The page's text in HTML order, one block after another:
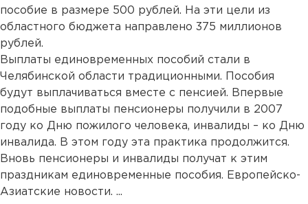
пособие в размере 500 рублей. На эти цели из
областного бюджета направлено 375 миллионов
рублей.
Выплаты единовременных пособий стали в
Челябинской области традиционными. Пособия
будут выплачиваться вместе с пенсией. Впервые
подобные выплаты пенсионеры получили в 2007
году ко Дню пожилого человека, инвалиды – ко Дню
инвалида. В этом году эта практика продолжится.
Вновь пенсионеры и инвалиды получат к этим
праздникам единовременные пособия. Европейско-
Азиатские новости. ...